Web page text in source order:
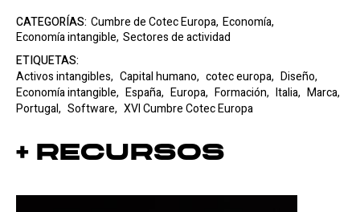
CATEGORÍAS: Cumbre de Cotec Europa, Economía,
Economía intangible, Sectores de actividad
ETIQUETAS:
Activos intangibles, Capital humano, cotec europa, Diseño,
Economía intangible, España, Europa, Formación, Italia, Marca,
Portugal, Software, XVI Cumbre Cotec Europa
+ Recursos